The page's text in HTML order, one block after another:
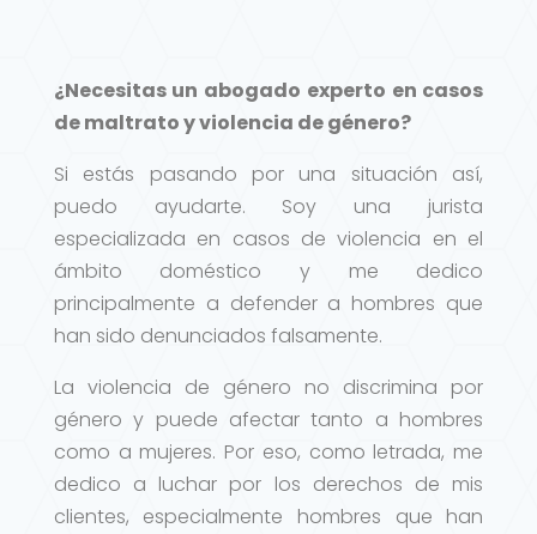
¿Necesitas un abogado experto en casos
de maltrato y violencia de género?
Si estás pasando por una situación así,
puedo ayudarte. Soy una jurista
especializada en casos de violencia en el
ámbito doméstico y me dedico
principalmente a defender a hombres que
han sido denunciados falsamente.
La violencia de género no discrimina por
género y puede afectar tanto a hombres
como a mujeres. Por eso, como letrada, me
dedico a luchar por los derechos de mis
clientes, especialmente hombres que han